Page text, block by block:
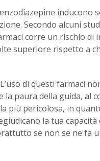
inducono
Secondo alcuni
corre un rischio di
superiore rispetto a
di questi farmaci
la paura della guida, al
più pericolosa, in
la tua capacità
se non se ne fa